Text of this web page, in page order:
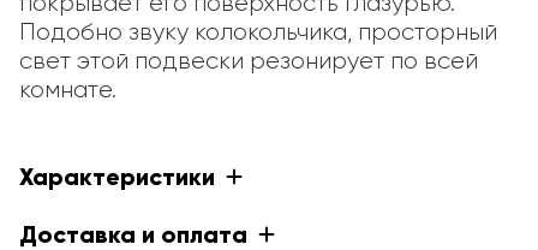
Подобно звуку колокольчика, просторный
свет этой подвески резонирует по всей
комнате.
Характеристики
Доставка и оплата